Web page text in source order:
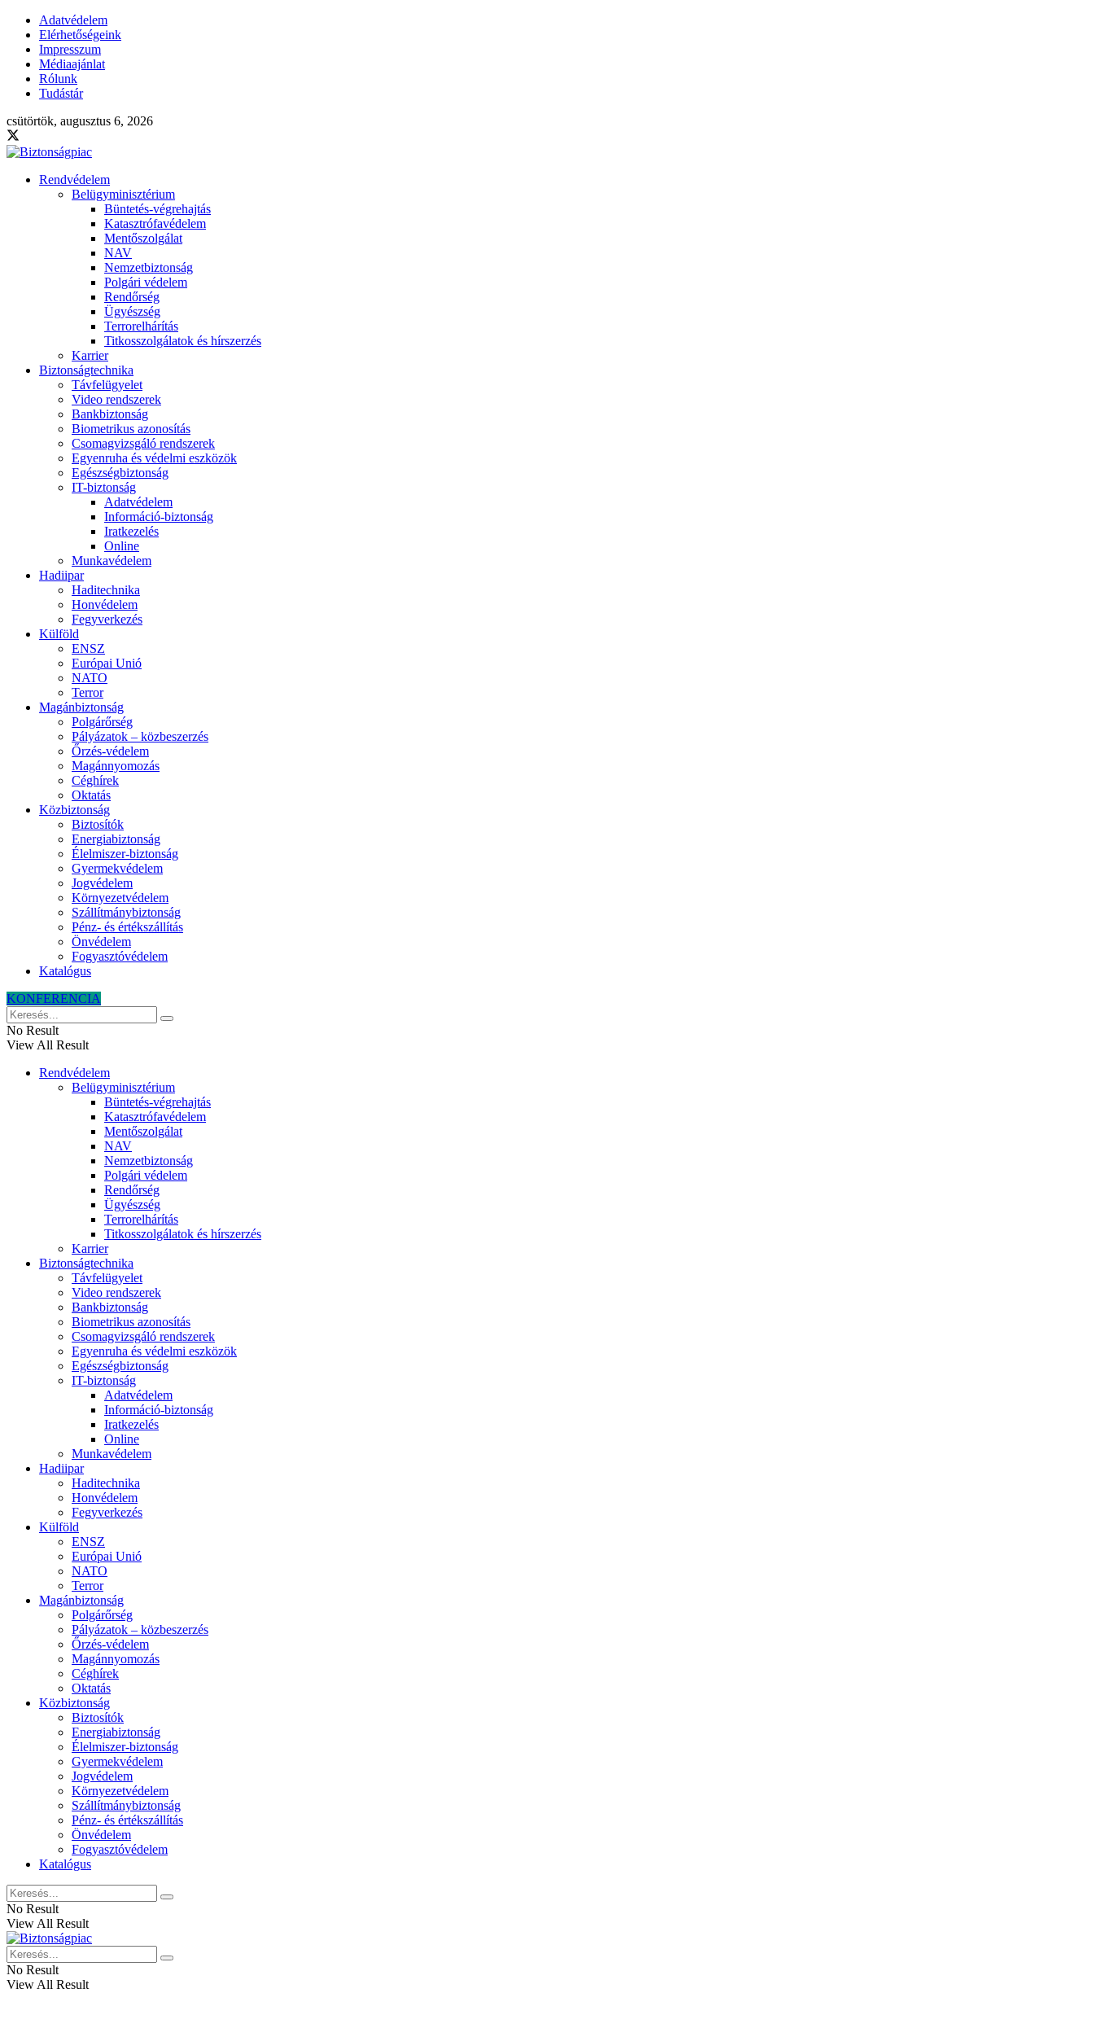
Adatvédelem
Elérhetőségeink
Impresszum
Médiaajánlat
Rólunk
Tudástár
csütörtök, augusztus 6, 2026
Rendvédelem
Belügyminisztérium
Büntetés-végrehajtás
Katasztrófavédelem
Mentőszolgálat
NAV
Nemzetbiztonság
Polgári védelem
Rendőrség
Ügyészség
Terrorelhárítás
Titkosszolgálatok és hírszerzés
Karrier
Biztonságtechnika
Távfelügyelet
Video rendszerek
Bankbiztonság
Biometrikus azonosítás
Csomagvizsgáló rendszerek
Egyenruha és védelmi eszközök
Egészségbiztonság
IT-biztonság
Adatvédelem
Információ-biztonság
Iratkezelés
Online
Munkavédelem
Hadiipar
Haditechnika
Honvédelem
Fegyverkezés
Külföld
ENSZ
Európai Unió
NATO
Terror
Magánbiztonság
Polgárőrség
Pályázatok – közbeszerzés
Őrzés-védelem
Magánnyomozás
Céghírek
Oktatás
Közbiztonság
Biztosítók
Energiabiztonság
Élelmiszer-biztonság
Gyermekvédelem
Jogvédelem
Környezetvédelem
Szállítmánybiztonság
Pénz- és értékszállítás
Önvédelem
Fogyasztóvédelem
Katalógus
KONFERENCIA
No Result
View All Result
Rendvédelem
Belügyminisztérium
Büntetés-végrehajtás
Katasztrófavédelem
Mentőszolgálat
NAV
Nemzetbiztonság
Polgári védelem
Rendőrség
Ügyészség
Terrorelhárítás
Titkosszolgálatok és hírszerzés
Karrier
Biztonságtechnika
Távfelügyelet
Video rendszerek
Bankbiztonság
Biometrikus azonosítás
Csomagvizsgáló rendszerek
Egyenruha és védelmi eszközök
Egészségbiztonság
IT-biztonság
Adatvédelem
Információ-biztonság
Iratkezelés
Online
Munkavédelem
Hadiipar
Haditechnika
Honvédelem
Fegyverkezés
Külföld
ENSZ
Európai Unió
NATO
Terror
Magánbiztonság
Polgárőrség
Pályázatok – közbeszerzés
Őrzés-védelem
Magánnyomozás
Céghírek
Oktatás
Közbiztonság
Biztosítók
Energiabiztonság
Élelmiszer-biztonság
Gyermekvédelem
Jogvédelem
Környezetvédelem
Szállítmánybiztonság
Pénz- és értékszállítás
Önvédelem
Fogyasztóvédelem
Katalógus
No Result
View All Result
No Result
View All Result